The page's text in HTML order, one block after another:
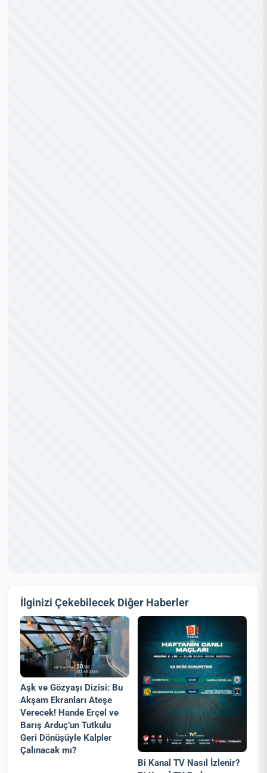
İlginizi Çekebilecek Diğer Haberler
Aşk ve Gözyaşı Dizisi: Bu
Akşam Ekranları Ateşe
Verecek! Hande Erçel ve
Barış Arduç’un Tutkulu
Geri Dönüşüyle Kalpler
Çalınacak mı?
Bi Kanal TV Nasıl İzlenir?